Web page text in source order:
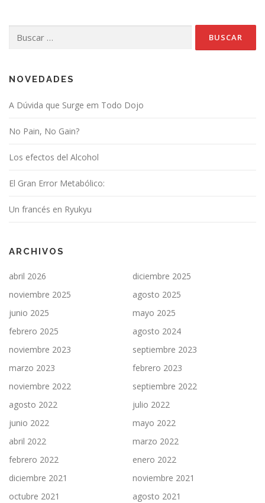
NOVEDADES
A Dúvida que Surge em Todo Dojo
No Pain, No Gain?
Los efectos del Alcohol
El Gran Error Metabólico:
Un francés en Ryukyu
ARCHIVOS
abril 2026
diciembre 2025
noviembre 2025
agosto 2025
junio 2025
mayo 2025
febrero 2025
agosto 2024
noviembre 2023
septiembre 2023
marzo 2023
febrero 2023
noviembre 2022
septiembre 2022
agosto 2022
julio 2022
junio 2022
mayo 2022
abril 2022
marzo 2022
febrero 2022
enero 2022
diciembre 2021
noviembre 2021
octubre 2021
agosto 2021